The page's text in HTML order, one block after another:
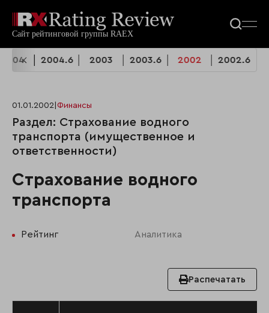
2004 2004.6 2003 2003.6 2002 2002.6
01.01.2002 Финансы
Раздел: Страхование водного
транспорта (имущественное и
ответственности)
Страхование водного
транспорта
Рейтинг Аналитика
Распечатать